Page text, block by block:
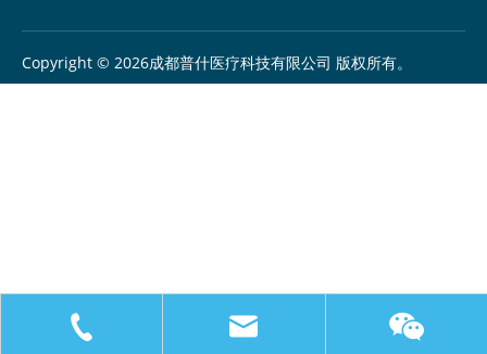
Copyright © 2026成都普什医疗科技有限公司 版权所有。